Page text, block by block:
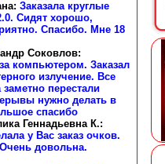
: Заказала круглые
Сидят хорошо,
Спасибо. Мне 18
Соковлов:
компьютером. Заказал
излучение. Все
перестали
нужно делать в
спасибо
Геннадьевна К.:
у Вас заказ очков.
довольна.